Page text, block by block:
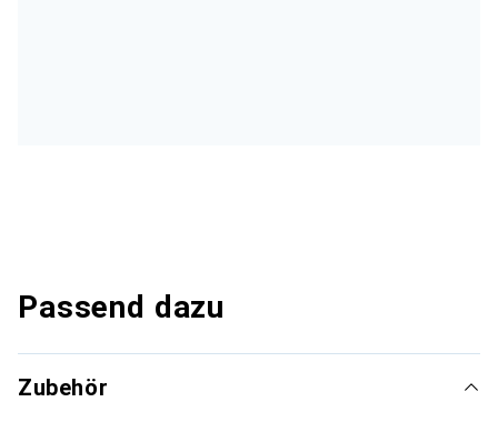
Passend dazu
Zubehör